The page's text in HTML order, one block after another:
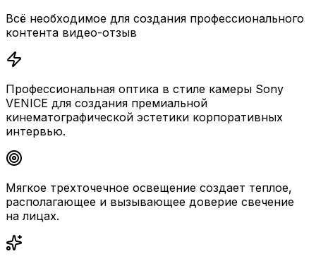
Всё необходимое для создания профессионального
контента видео-отзыв
Профессиональная оптика в стиле камеры Sony
VENICE для создания премиальной
кинематографической эстетики корпоративных
интервью.
Мягкое трехточечное освещение создает теплое,
располагающее и вызывающее доверие свечение
на лицах.